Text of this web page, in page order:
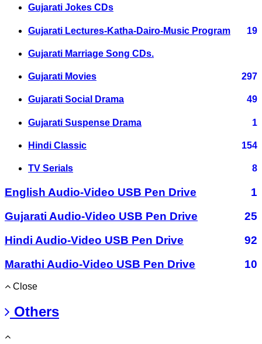
Gujarati Jokes CDs
Gujarati Lectures-Katha-Dairo-Music Program 19
Gujarati Marriage Song CDs.
Gujarati Movies 297
Gujarati Social Drama 49
Gujarati Suspense Drama 1
Hindi Classic 154
TV Serials 8
English Audio-Video USB Pen Drive
1
Gujarati Audio-Video USB Pen Drive
25
Hindi Audio-Video USB Pen Drive
92
Marathi Audio-Video USB Pen Drive
10
Close
Others